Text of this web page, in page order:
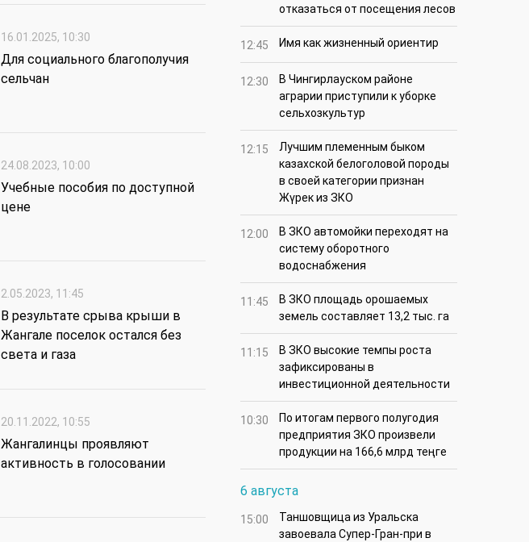
16.01.2025, 10:30
Для социального благополучия
сельчан
24.08.2023, 10:00
Учебные пособия по доступной
цене
2.05.2023, 11:45
В результате срыва крыши в
Жангале поселок остался без
света и газа
20.11.2022, 10:55
Жангалинцы проявляют
активность в голосовании
отказаться от посещения лесов
12:45 Имя как жизненный ориентир
12:30
В Чингирлауском районе
аграрии приступили к уборке
сельхозкультур
12:15
Лучшим племенным быком
казахской белоголовой породы
в своей категории признан
Жүрек из ЗКО
12:00
В ЗКО автомойки переходят на
систему оборотного
водоснабжения
11:45
В ЗКО площадь орошаемых
земель составляет 13,2 тыс. га
11:15
В ЗКО высокие темпы роста
зафиксированы в
инвестиционной деятельности
10:30
По итогам первого полугодия
предприятия ЗКО произвели
продукции на 166,6 млрд теңге
6 августа
15:00
Таншовщица из Уральска
завоевала Супер-Гран-при в